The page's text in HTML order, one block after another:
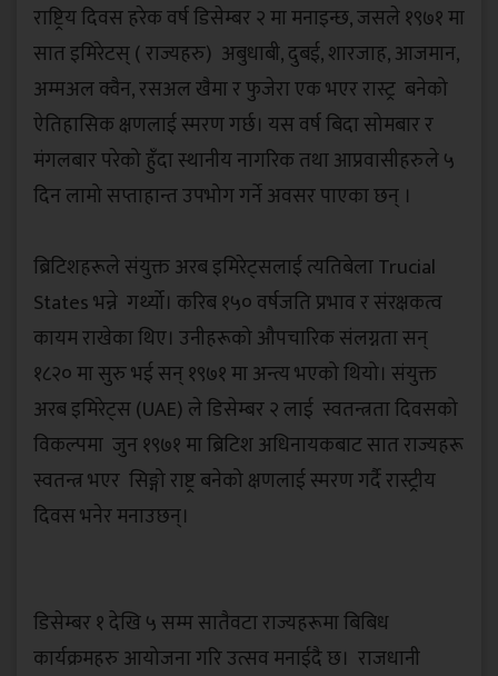
‎राष्ट्रिय दिवस हरेक वर्ष डिसेम्बर २ मा मनाइन्छ, जसले १९७१ मा
सात इमिरेटस् ( राज्यहरु) अबुधाबी, दुबई, शारजाह, आजमान,
अम्मअल क्वैन, रसअल खैमा र फुजेरा एक भएर रास्ट्र बनेको
ऐतिहासिक क्षणलाई स्मरण गर्छ। यस वर्ष बिदा सोमबार र
मंगलबार परेको हुँदा स्थानीय नागरिक तथा आप्रवासीहरुले ५
दिन लामो सप्ताहान्त उपभोग गर्ने अवसर पाएका छन् ।
‎ब्रिटिशहरूले संयुक्त अरब इमिरेट्सलाई त्यतिबेला Trucial
States भन्ने गर्थ्यो। करिब १५० वर्षजति प्रभाव र संरक्षकत्व
कायम राखेका थिए। उनीहरूको औपचारिक संलग्नता सन्
१८२० मा सुरु भई सन् १९७१ मा अन्त्य भएको थियो। संयुक्त
अरब इमिरेट्स (UAE) ले डिसेम्बर २ लाई स्वतन्त्रता दिवसको
विकल्पमा जुन १९७१ मा ब्रिटिश अधिनायकबाट सात राज्यहरू
स्वतन्त्र भएर सिङ्गो राष्ट्र बनेको क्षणलाई स्मरण गर्दै रास्ट्रीय
दिवस भनेर मनाउछन्।
‎डिसेम्बर १ देखि ५ सम्म सातैवटा राज्यहरूमा बिबिध
कार्यक्रमहरु आयोजना गरि उत्सव मनाईदै छ। राजधानी